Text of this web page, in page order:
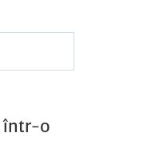
într-o
Farul